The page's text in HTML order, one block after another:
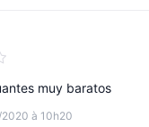
à 10h20
muy baratos